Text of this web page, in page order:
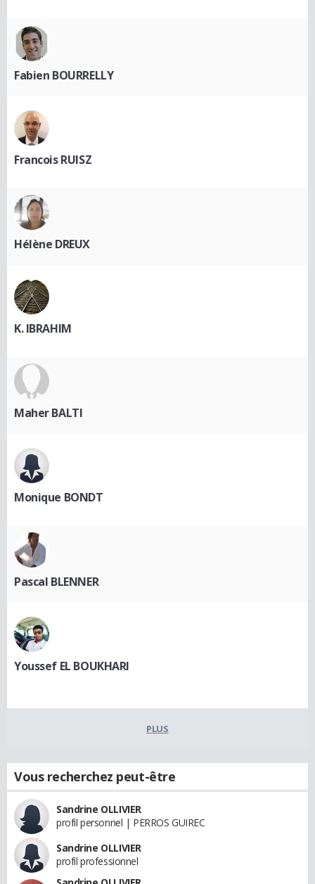
Fabien BOURRELLY
Francois RUISZ
Hélène DREUX
K. IBRAHIM
Maher BALTI
Monique BONDT
Pascal BLENNER
Youssef EL BOUKHARI
PLUS
Vous recherchez peut-être
Sandrine OLLIVIER
profil personnel | PERROS GUIREC
Sandrine OLLIVIER
profil professionnel